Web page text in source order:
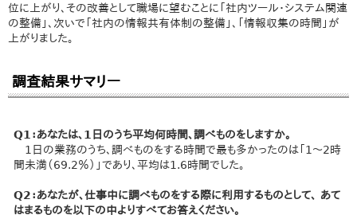
位に上がり、その改善として職場に望むことに「社内ツール・システム関連
の整備」、次いで「社内の情報共有体制の整備」、「情報収集の時間」が
上がりました。
調査結果サマリー
Q1：あなたは、1日のうち平均何時間、調べものをしますか。
1日の業務のうち、調べものをする時間で最も多かったのは「1～2時
間未満（69.2％）」であり、平均は1.6時間でした。
Q2：あなたが、仕事中に調べものをする際に利用するものとして、 あて
はまるものを以下の中よりすべてお答えください。